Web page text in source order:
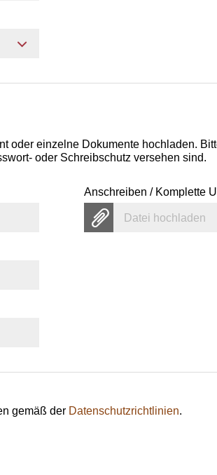
oder einzelne Dokumente hochladen.
oder Schreibschutz versehen sind.
Anschreiben / Komplette
Datei hochladen
gemäß der Datenschutzrichtlinien.